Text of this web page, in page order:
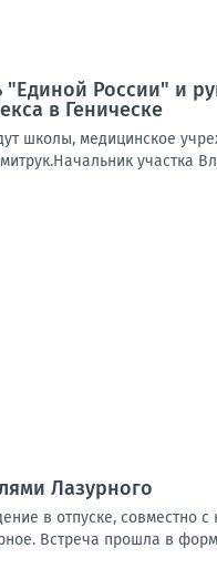
России" и
в Геническе
школы, медицинское
участка
Лазурного
в отпуске, совместно
Встреча прошла в